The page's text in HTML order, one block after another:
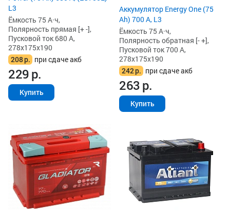
L3
Ёмкость 75 А·ч,
Полярность прямая [+ -],
Пусковой ток 680 А,
278x175x190
208р. при сдаче акб
229р.
Купить
Аккумулятор Energy One (75
Ah) 700 А, L3
Ёмкость 75 А·ч,
Полярность обратная [- +],
Пусковой ток 700 А,
278x175x190
242р. при сдаче акб
263р.
Купить